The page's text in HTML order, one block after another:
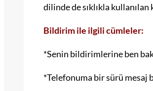
dilinde de sıklıkla
Bildirim ile ilgili cümleler:
*Senin bildirimlerine ben
*Telefonuma bir sürü